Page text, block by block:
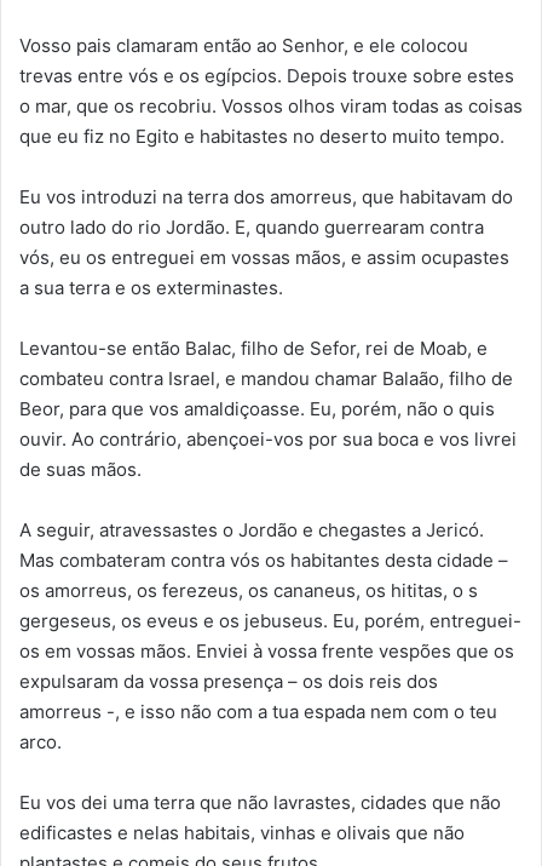
Vosso pais clamaram então ao Senhor, e ele colocou
trevas entre vós e os egípcios. Depois trouxe sobre estes
o mar, que os recobriu. Vossos olhos viram todas as coisas
que eu fiz no Egito e habitastes no deserto muito tempo.
Eu vos introduzi na terra dos amorreus, que habitavam do
outro lado do rio Jordão. E, quando guerrearam contra
vós, eu os entreguei em vossas mãos, e assim ocupastes
a sua terra e os exterminastes.
Levantou-se então Balac, filho de Sefor, rei de Moab, e
combateu contra Israel, e mandou chamar Balaão, filho de
Beor, para que vos amaldiçoasse. Eu, porém, não o quis
ouvir. Ao contrário, abençoei-vos por sua boca e vos livrei
de suas mãos.
A seguir, atravessastes o Jordão e chegastes a Jericó.
Mas combateram contra vós os habitantes desta cidade –
os amorreus, os ferezeus, os cananeus, os hititas, o s
gergeseus, os eveus e os jebuseus. Eu, porém, entreguei-
os em vossas mãos. Enviei à vossa frente vespões que os
expulsaram da vossa presença – os dois reis dos
amorreus -, e isso não com a tua espada nem com o teu
arco.
Eu vos dei uma terra que não lavrastes, cidades que não
edificastes e nelas habitais, vinhas e olivais que não